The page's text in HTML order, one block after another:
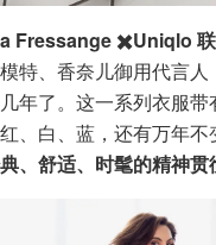
Fressange ✖️Uniqlo
特、香奈儿御用代言人
年了。这一系列衣服带
、白、蓝，还有万年不
、舒适、时髦的精神贯